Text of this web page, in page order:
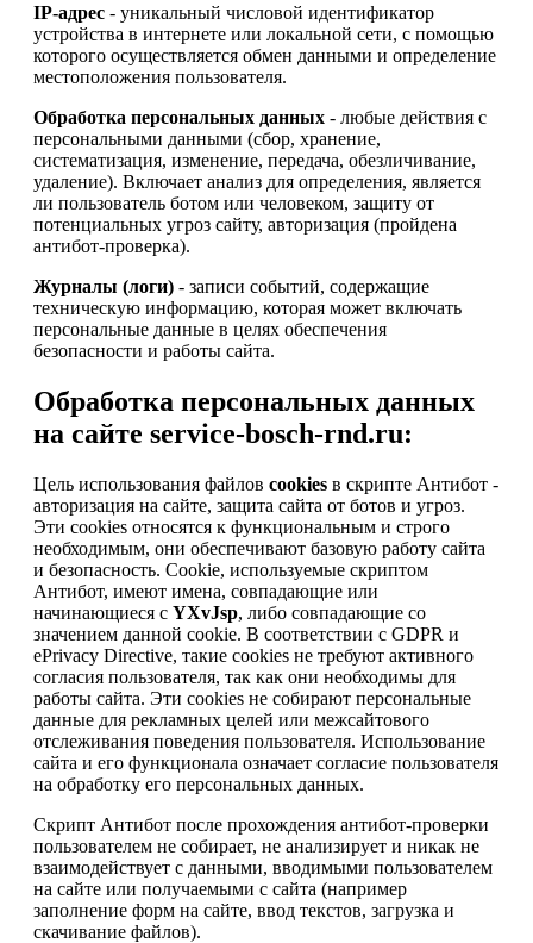
IP-адрес - уникальный числовой идентификатор
устройства в интернете или локальной сети, с помощью
которого осуществляется обмен данными и определение
местоположения пользователя.
Обработка персональных данных - любые действия с
персональными данными (сбор, хранение,
систематизация, изменение, передача, обезличивание,
удаление). Включает анализ для определения, является
ли пользователь ботом или человеком, защиту от
потенциальных угроз сайту, авторизация (пройдена
антибот-проверка).
Журналы (логи) - записи событий, содержащие
техническую информацию, которая может включать
персональные данные в целях обеспечения
безопасности и работы сайта.
Обработка персональных данных
на сайте service-bosch-rnd.ru:
Цель использования файлов cookies в скрипте Антибот -
авторизация на сайте, защита сайта от ботов и угроз.
Эти cookies относятся к функциональным и строго
необходимым, они обеспечивают базовую работу сайта
и безопасность. Cookie, используемые скриптом
Антибот, имеют имена, совпадающие или
начинающиеся с YXvJsp, либо совпадающие со
значением данной cookie. В соответствии с GDPR и
ePrivacy Directive, такие cookies не требуют активного
согласия пользователя, так как они необходимы для
работы сайта. Эти cookies не собирают персональные
данные для рекламных целей или межсайтового
отслеживания поведения пользователя. Использование
сайта и его функционала означает согласие пользователя
на обработку его персональных данных.
Скрипт Антибот после прохождения антибот-проверки
пользователем не собирает, не анализирует и никак не
взаимодействует с данными, вводимыми пользователем
на сайте или получаемыми с сайта (например
заполнение форм на сайте, ввод текстов, загрузка и
скачивание файлов).